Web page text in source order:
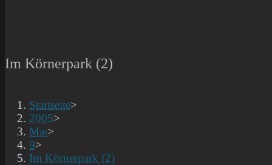
Im Körnerpark (2)
Startseite>
2005>
Mai>
9>
Im Körnerpark (2)